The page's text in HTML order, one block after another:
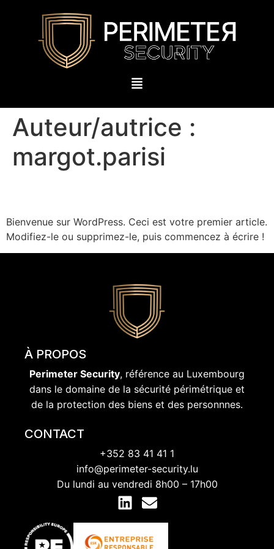
Auteur/autrice :
margot.parisi
Bienvenue sur WordPress. Ceci est votre premier article.
Modifiez-le ou supprimez-le, puis commencez à écrire !
À PROPOS
Perimeter Security, référence au Luxembourg
dans le domaine de la sécurité périmétrique et
de la protection des biens et des personnnes.
CONTACT
+352 83 41 41 1
info@perimeter-security.lu
Du lundi au vendredi 8h00 – 17h00